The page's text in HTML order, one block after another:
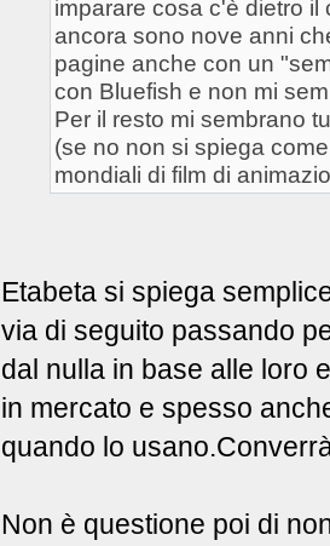
imparare cosa c'è dietro
ancora sono nove anni
pagine anche con un
con Bluefish e non mi
Per il resto mi sembrano
(se no non si spiega
mondiali di film di
Etabeta si spiega
via di seguito passando
dal nulla in base alle loro
in mercato e spesso
quando lo
Non è questione poi di